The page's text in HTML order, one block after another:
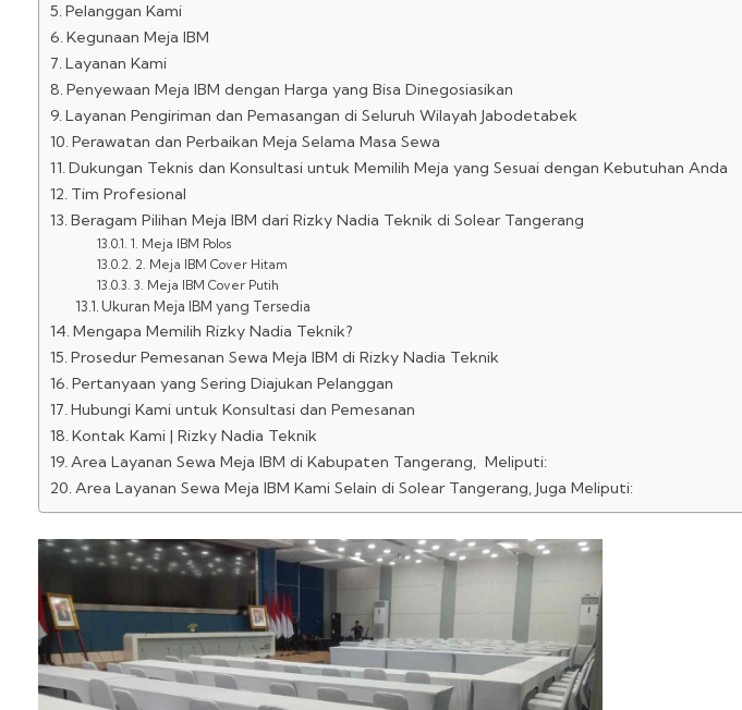
Pelanggan Kami
Kegunaan Meja IBM
Layanan Kami
Penyewaan Meja IBM dengan Harga yang Bisa Dinegosiasikan
Layanan Pengiriman dan Pemasangan di Seluruh Wilayah Jabodetabek
Perawatan dan Perbaikan Meja Selama Masa Sewa
Dukungan Teknis dan Konsultasi untuk Memilih Meja yang Sesuai dengan Kebutuhan Anda
Tim Profesional
Beragam Pilihan Meja IBM dari Rizky Nadia Teknik di Solear Tangerang
1. Meja IBM Polos
2. Meja IBM Cover Hitam
3. Meja IBM Cover Putih
Ukuran Meja IBM yang Tersedia
Mengapa Memilih Rizky Nadia Teknik?
Prosedur Pemesanan Sewa Meja IBM di Rizky Nadia Teknik
Pertanyaan yang Sering Diajukan Pelanggan
Hubungi Kami untuk Konsultasi dan Pemesanan
Kontak Kami | Rizky Nadia Teknik
Area Layanan Sewa Meja IBM di Kabupaten Tangerang, Meliputi:
Area Layanan Sewa Meja IBM Kami Selain di Solear Tangerang, Juga Meliputi: